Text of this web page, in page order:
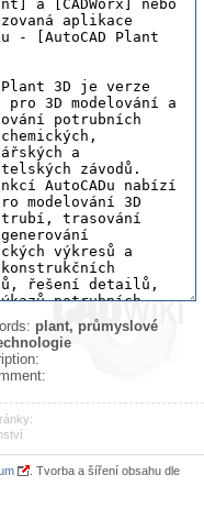
plant, průmyslové
. Tvorba a šíření obsahu dle